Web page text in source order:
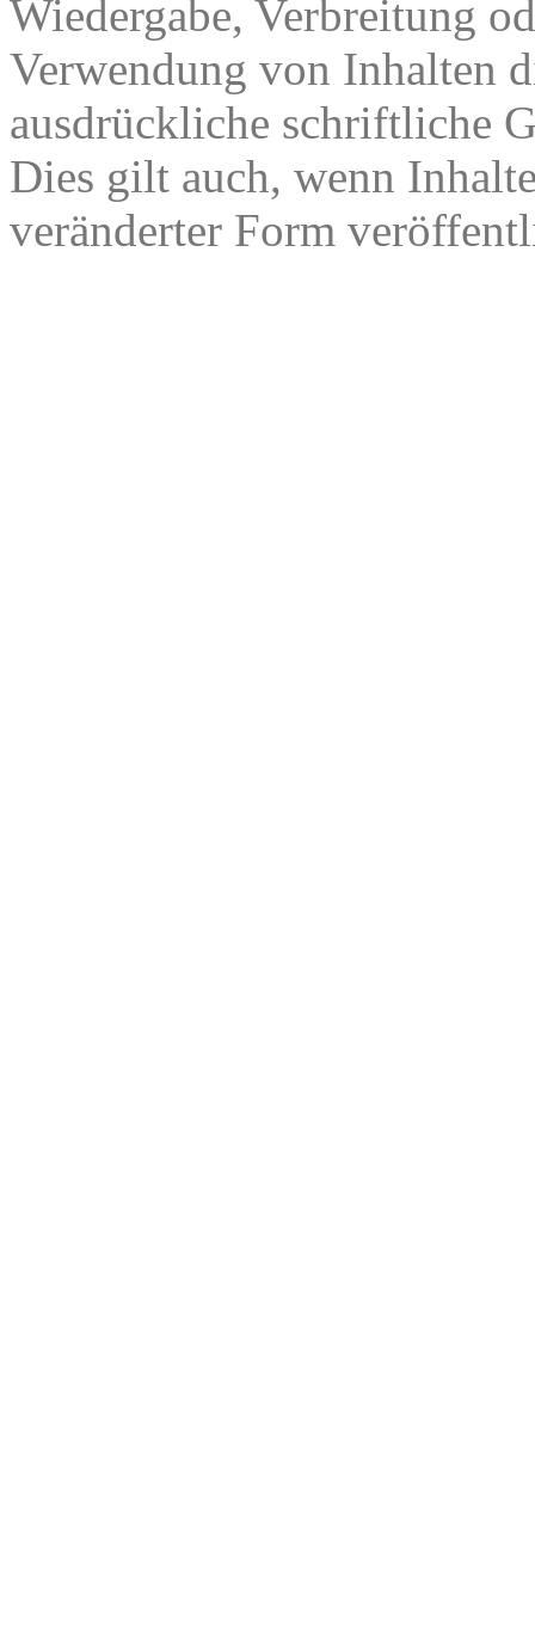
Wiedergabe, Verbreitung
Verwendung von Inhalten
ausdrückliche schriftliche
Dies gilt auch, wenn
veränderter Form